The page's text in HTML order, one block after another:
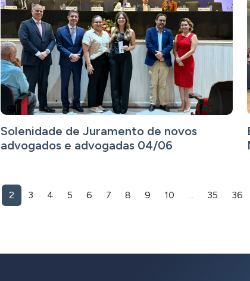
Solenidade de Juramento de novos
advogados e advogadas 04/06
2 3 4 5 6 7 8 9 10 ... 35 36